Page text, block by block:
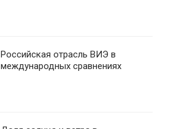
Российская отрасль ВИЭ в
международных сравнениях